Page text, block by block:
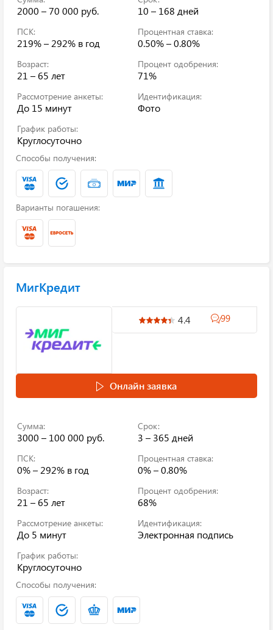
2000 – 70 000 руб. 10 – 168 дней
ПСК:
219% – 292% в год
Процентная ставка:
0.50% – 0.80%
Возраст:
21 – 65 лет
Процент одобрения:
71%
Рассмотрение анкеты:
До 15 минут
Идентификация:
Фото
График работы:
Круглосуточно
Способы получения:
Варианты погашения:
МигКредит
4.4 99
Онлайн заявка
Сумма:
3000 – 100 000 руб.
Срок:
3 – 365 дней
ПСК:
0% – 292% в год
Процентная ставка:
0% – 0.80%
Возраст:
21 – 65 лет
Процент одобрения:
68%
Рассмотрение анкеты:
До 5 минут
Идентификация:
Электронная подпись
График работы:
Круглосуточно
Способы получения: